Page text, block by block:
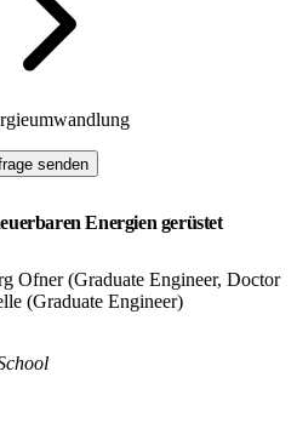
senden
Energien gerüstet
Ofner (Graduate Engineer, Doctor
(Graduate Engineer)